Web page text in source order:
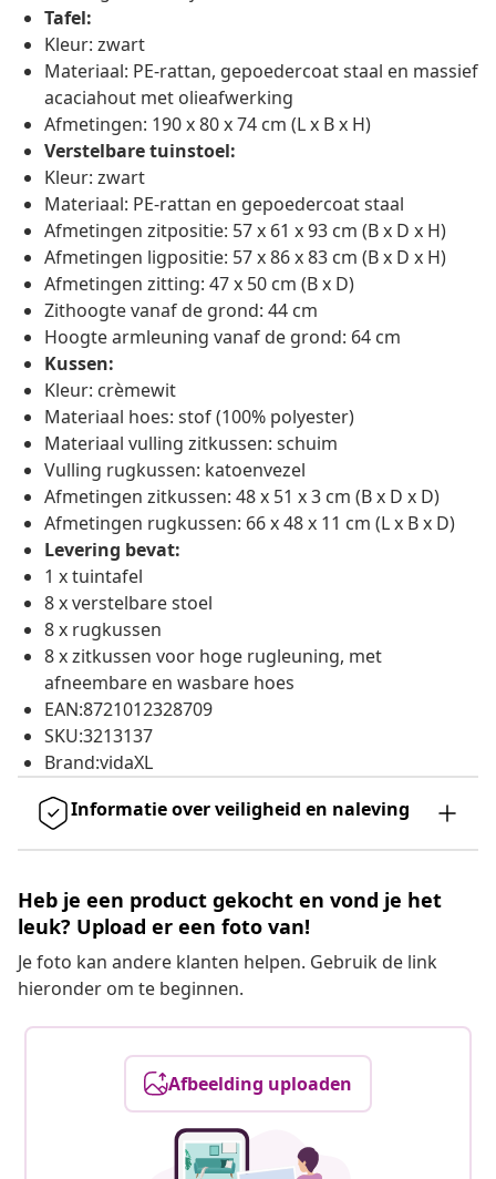
Tafel:
Kleur: zwart
Materiaal: PE-rattan, gepoedercoat staal en massief
acaciahout met olieafwerking
Afmetingen: 190 x 80 x 74 cm (L x B x H)
Verstelbare tuinstoel:
Kleur: zwart
Materiaal: PE-rattan en gepoedercoat staal
Afmetingen zitpositie: 57 x 61 x 93 cm (B x D x H)
Afmetingen ligpositie: 57 x 86 x 83 cm (B x D x H)
Afmetingen zitting: 47 x 50 cm (B x D)
Zithoogte vanaf de grond: 44 cm
Hoogte armleuning vanaf de grond: 64 cm
Kussen:
Kleur: crèmewit
Materiaal hoes: stof (100% polyester)
Materiaal vulling zitkussen: schuim
Vulling rugkussen: katoenvezel
Afmetingen zitkussen: 48 x 51 x 3 cm (B x D x D)
Afmetingen rugkussen: 66 x 48 x 11 cm (L x B x D)
Levering bevat:
1 x tuintafel
8 x verstelbare stoel
8 x rugkussen
8 x zitkussen voor hoge rugleuning, met
afneembare en wasbare hoes
EAN:8721012328709
SKU:3213137
Brand:vidaXL
Informatie over veiligheid en naleving
Heb je een product gekocht en vond je het
leuk? Upload er een foto van!
Je foto kan andere klanten helpen. Gebruik de link
hieronder om te beginnen.
Afbeelding uploaden